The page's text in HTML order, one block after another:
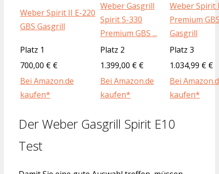
Weber Spirit II E-220
GBS Gasgrill
Weber Gasgrill
Spirit S-330
Premium GBS ...
Weber Spirit
Premium
Gasgrill
Platz 1
Platz 2
Platz 3
700,00 € €
1.399,00 € €
1.034,99 € €
Bei Amazon.de
kaufen*
Bei Amazon.de
kaufen*
Bei
kaufen*
Der Weber Gasgrill Spirit E10
Test